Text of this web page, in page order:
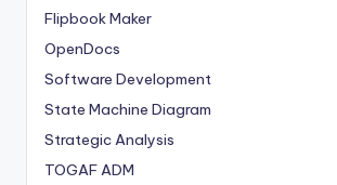
Flipbook Maker
OpenDocs
Software Development
State Machine Diagram
Strategic Analysis
TOGAF ADM